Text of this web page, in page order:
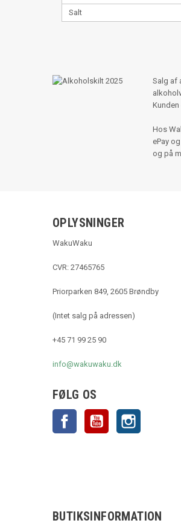
Salt
Salg af
Hos
ePay
og på
OPLYSNINGER
WakuWaku
CVR: 27465765
Priorparken 849, 2605 Brøndby
(Intet salg på adressen)
+45 71 99 25 90
info@wakuwaku.dk
FØLG OS
Facebook YouTube
BUTIKSINFORMATION